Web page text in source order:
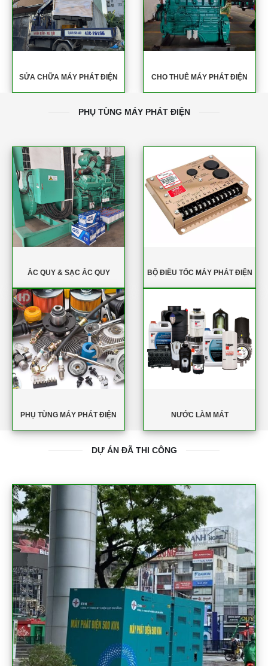
SỬA CHỮA MÁY PHÁT ĐIỆN CHO THUÊ MÁY PHÁT ĐIỆN
PHỤ TÙNG MÁY PHÁT ĐIỆN
ẮC QUY & SẠC ẮC QUY BỘ ĐIỀU TỐC MÁY PHÁT ĐIỆN
PHỤ TÙNG MÁY PHÁT ĐIỆN NƯỚC LÀM MÁT
DỰ ÁN ĐÃ THI CÔNG